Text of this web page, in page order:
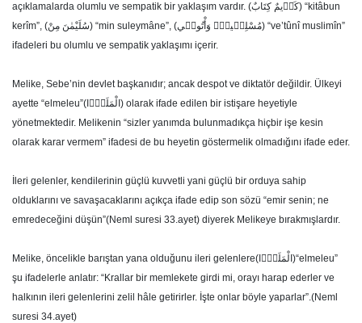
açıklamalarda olumlu ve sempatik bir yaklaşım vardır. (كَر۪يمٌ كِتَابٌ) “kitâbun
kerîm”, (سُلَيْمٰنَ مِنْ) “min suleymâne”, (مُسْلِم۪ينَ۟ وَأْتُون۪ي) “ve’tûnî muslimîn”
ifadeleri bu olumlu ve sempatik yaklaşımı içerir.
Melike, Sebe’nin devlet başkanıdır; ancak despot ve diktatör değildir. Ülkeyi
ayette “elmeleu”(الْمَلَؤُ۬ا) olarak ifade edilen bir istişare heyetiyle
yönetmektedir. Melikenin “sizler yanımda bulunmadıkça hiçbir işe kesin
olarak karar vermem” ifadesi de bu heyetin göstermelik olmadığını ifade eder.
İleri gelenler, kendilerinin güçlü kuvvetli yani güçlü bir orduya sahip
olduklarını ve savaşacaklarını açıkça ifade edip son sözü “emir senin; ne
emredeceğini düşün”(Neml suresi 33.ayet) diyerek Melikeye bırakmışlardır.
Melike, öncelikle barıştan yana olduğunu ileri gelenlere(الْمَلَؤُ۬ا)“elmeleu”
şu ifadelerle anlatır: “Krallar bir memlekete girdi mi, orayı harap ederler ve
halkının ileri gelenlerini zelil hâle getirirler. İşte onlar böyle yaparlar”.(Neml
suresi 34.ayet)